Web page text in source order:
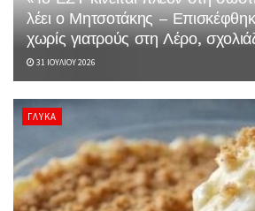
λέει ο Μητσοτάκης –
χωρίς γιατρούς στη Λέρο,
31 ΙΟΥΛΊΟΥ 2026
ΓΛΥΚΆ